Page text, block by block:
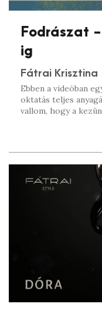
Fodrászat
ig
Fátrai Krisztina
Ebben a videóban
oktatás teljes
vallom, hogy a